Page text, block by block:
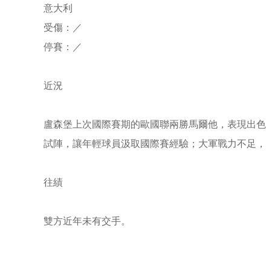
意大利
受傷：／
停賽：／
近況
盧森堡上次國際賽期的歐國聯兩勝馬爾他，表現出
試陣，讓年輕球員汲取國際賽經驗；大軍戰力不足
往績
雙方近年未有交手。